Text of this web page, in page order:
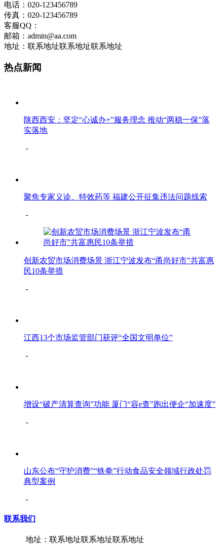
电话：020-123456789
传真：020-123456789
客服QQ：
邮箱：admin@aa.com
地址：联系地址联系地址联系地址
热点新闻
陕西西安：坚定“心诚办+”服务理念 推动“两稳一保”落
实落地
-
聚焦专家义诊、特效药等 福建公开征集违法问题线索
-
创新农贸市场消费场景 浙江宁波发布“甬尚好市”共富惠
民10条举措
-
江西13个市场监管部门获评“全国文明单位”
-
增设“破产清算查询”功能 厦门“容e查”跑出便企“加速度”
-
山东公布“守护消费”“铁拳”行动食品安全领域行政处罚
典型案例
-
联系我们
地址：联系地址联系地址联系地址